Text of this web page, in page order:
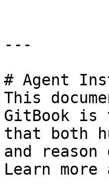
---
# Agent
This
GitBook is
that both
and
Learn